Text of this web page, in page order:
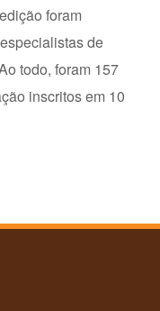
foram
de
todo, foram 157
inscritos em 10